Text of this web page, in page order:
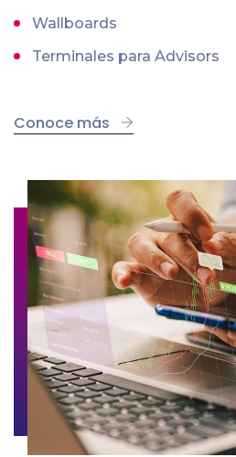
Wallboards
Terminales para Advisors
Conoce más